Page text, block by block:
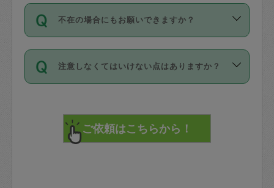
を依頼してください。
参考
【詳細】タスカジさんの登録に際
写真を撮り、
詳細FAQ：
損害賠償保険について教えて
1. 直前キャンセル（定期、スポット契約
共通）
72時間を超える※と、以下のキャンセル
料が発生します。
直前キャンセル料：
72時間前〜24時間前＝依頼料金の50%
「お試し利用」というメニューはありま
せんが、「一回のみ」依頼を活用するこ
とによって、気に入ったタスカジさんを
まず、条件の合う気になるタスカジさ
みてください。
その後、一番気に入ったタスカジさんに
不在の場合にもお願いできますか？
不在の場合の作業はタスカジさんの同意
が必要です。数回の依頼ののち、タスカ
ジさんと依頼者の間で十分な信頼関係が
てください。
不在時に部屋に入るためにタスカジさん
注意しなくてはいけない点はありますか？
で、必ず鍵のかかるロッカーや金庫に入
れて依頼者の責任の元管理するよう心掛
けてください。